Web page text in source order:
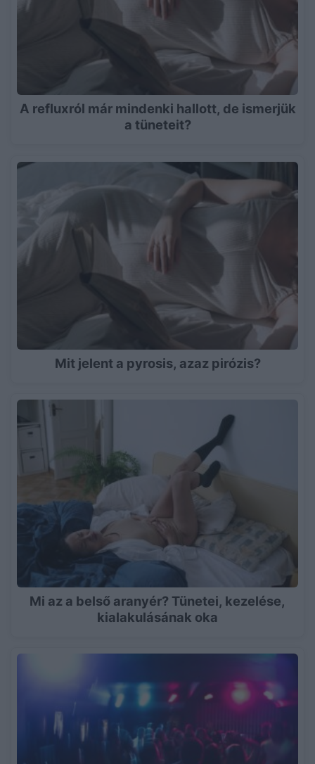
A refluxról már mindenki hallott, de ismerjük
a tüneteit?
Mit jelent a pyrosis, azaz pirózis?
Mi az a belső aranyér? Tünetei, kezelése,
kialakulásának oka